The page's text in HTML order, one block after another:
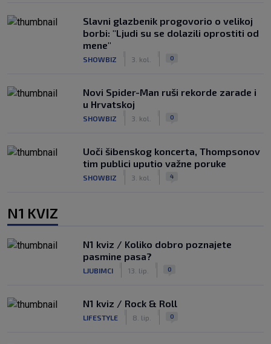
Slavni glazbenik progovorio o velikoj
borbi: "Ljudi su se dolazili oprostiti od
mene"
SHOWBIZ 3. kol. 0
Novi Spider-Man ruši rekorde zarade i
u Hrvatskoj
SHOWBIZ 3. kol. 0
Uoči šibenskog koncerta, Thompsonov
tim publici uputio važne poruke
SHOWBIZ 3. kol. 4
N1 KVIZ
N1 kviz / Koliko dobro poznajete
pasmine pasa?
LJUBIMCI 13. lip. 0
N1 kviz / Rock & Roll
LIFESTYLE 8. lip. 0